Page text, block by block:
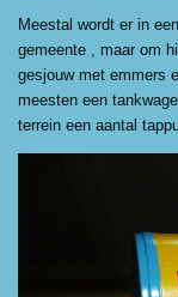
Meestal wordt er in
gemeente , maar om
gesjouw met emmers
meesten een
terrein een aantal